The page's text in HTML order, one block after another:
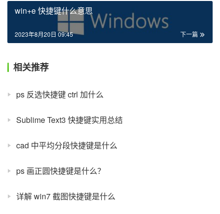
win+e 快捷键什么意思
下一篇
2023年8月20日 09:45
相关推荐
ps 反选快捷键 ctrl 加什么
Sublime Text3 快捷键实用总结
cad 中平均分段快捷键是什么
ps 画正圆快捷键是什么？
详解 win7 截图快捷键是什么